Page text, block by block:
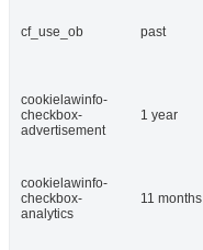
cf_use_ob past
cookielawinfo-
checkbox-
advertisement
1 year
cookielawinfo-
checkbox-
analytics
11 months